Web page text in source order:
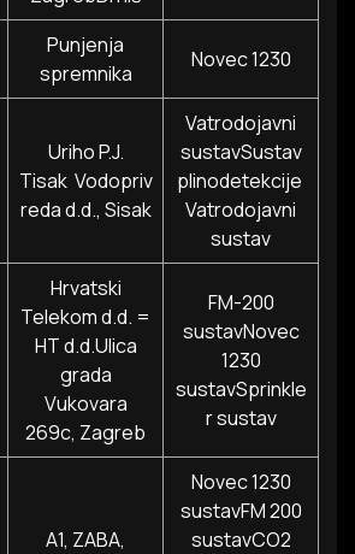
Punjenja
spremnika
Novec 1230
Uriho P.J.
Tisak Vodopriv
reda d.d., Sisak
Vatrodojavni
sustavSustav
plinodetekcije
Vatrodojavni
sustav
Hrvatski
Telekom d.d. =
HT d.d.Ulica
grada
Vukovara
269c, Zagreb
FM-200
sustavNovec
1230
sustavSprinkle
r sustav
A1, ZABA,
Novec 1230
sustavFM 200
sustavCO2